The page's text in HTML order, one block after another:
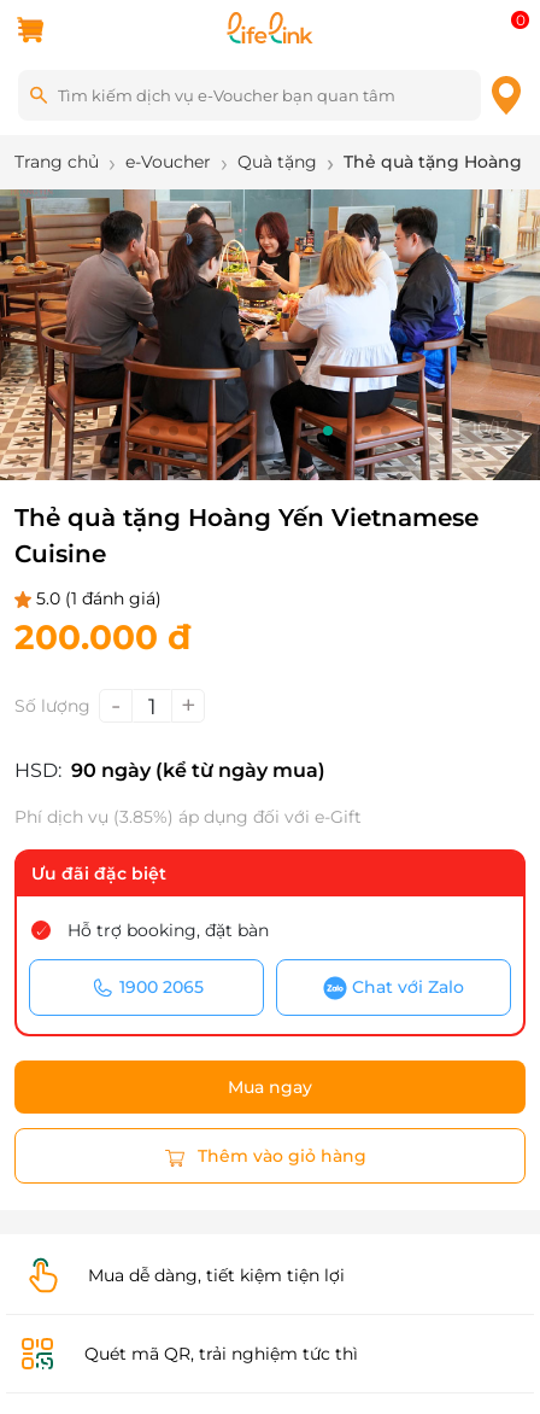
0
Trang chủ e-Voucher Quà tặng Thẻ quà tặng Hoàng
10/13
Thẻ quà tặng Hoàng Yến Vietnamese
Cuisine
5.0 (1 đánh giá)
200.000 đ
Số lượng - 1 +
HSD: 90 ngày (kể từ ngày mua)
Phí dịch vụ (3.85%) áp dụng đối với e-Gift
Ưu đãi đặc biệt
Hỗ trợ booking, đặt bàn
1900 2065 Chat với Zalo
Mua ngay
Thêm vào giỏ hàng
Mua dễ dàng, tiết kiệm tiện lợi
Quét mã QR, trải nghiệm tức thì